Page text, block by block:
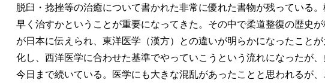
脱臼・捻挫等の治癒について書かれた非常に優れた書物が残っている
早く治すかということが重要になってきた。その中で柔道整復の歴史
が日本に伝えられ、東洋医学（漢方）との違いが明らかになったこと
化し、西洋医学に合わせた基準でやっていこうという流れになったが
今日まで続いている。医学にも大きな混乱があったことと思われるが